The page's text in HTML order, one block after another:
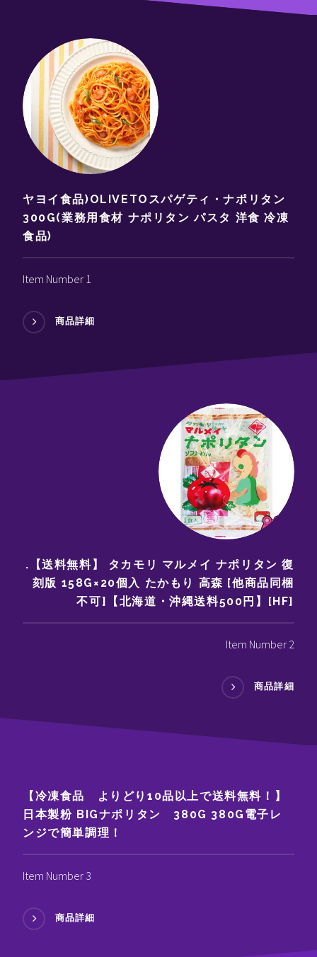
ヤヨイ食品)OLIVETOスパゲティ・ナポリタン
300G(業務用食材 ナポリタン パスタ 洋食 冷凍
食品)
Item Number 1
商品詳細
.【送料無料】 タカモリ マルメイ ナポリタン 復
刻版 158G×20個入 たかもり 高森 [他商品同梱
不可]【北海道・沖縄送料500円】[HF]
Item Number 2
商品詳細
【冷凍食品 よりどり10品以上で送料無料！】
日本製粉 BIGナポリタン 380G 380G電子レ
ンジで簡単調理！
Item Number 3
商品詳細